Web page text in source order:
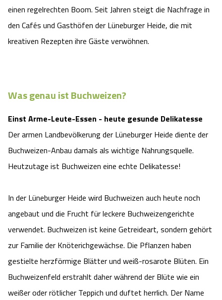
einen regelrechten Boom. Seit Jahren steigt die Nachfrage in
den Cafés und Gasthöfen der Lüneburger Heide, die mit
kreativen Rezepten ihre Gäste verwöhnen.
Was genau ist Buchweizen?
Einst Arme-Leute-Essen - heute gesunde Delikatesse
Der armen Landbevölkerung der Lüneburger Heide diente der
Buchweizen-Anbau damals als wichtige Nahrungsquelle.
Heutzutage ist Buchweizen eine echte Delikatesse!
In der Lüneburger Heide wird Buchweizen auch heute noch
angebaut und die Frucht für leckere Buchweizengerichte
verwendet. Buchweizen ist keine Getreideart, sondern gehört
zur Familie der Knöterichgewächse. Die Pflanzen haben
gestielte herzförmige Blätter und weiß-rosarote Blüten. Ein
Buchweizenfeld erstrahlt daher während der Blüte wie ein
weißer oder rötlicher Teppich und duftet herrlich. Der Name